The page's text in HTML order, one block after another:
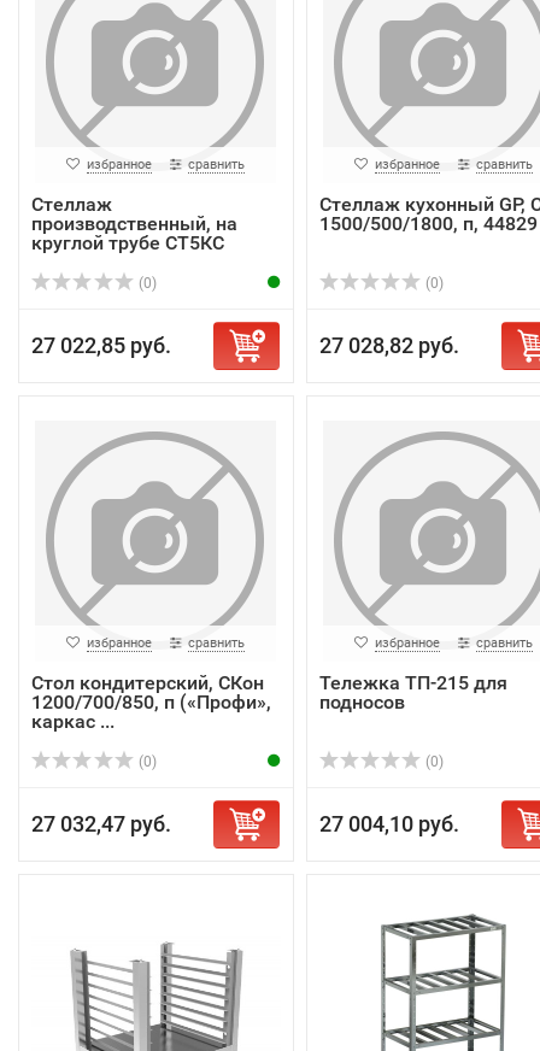
избранное сравнить
Стеллаж
производственный, на
круглой трубе СТ5КС
(0)
27 022,85 руб.
избранное сравнить
Стеллаж кухонный GP,
1500/500/1800, п, 44829
(0)
27 028,82 руб.
избранное сравнить
Стол кондитерский, СКон
1200/700/850, п («Профи»,
каркас ...
(0)
27 032,47 руб.
избранное сравнить
Тележка ТП-215 для
подносов
(0)
27 004,10 руб.